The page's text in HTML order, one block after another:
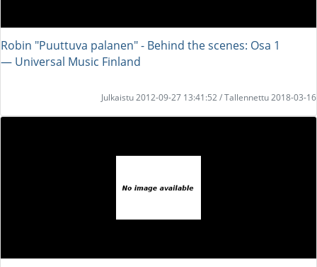
Robin "Puuttuva palanen" - Behind the scenes: Osa 1
― Universal Music Finland
Julkaistu 2012-09-27 13:41:52 / Tallennettu 2018-03-16